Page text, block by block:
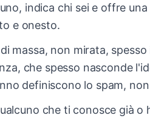
indica chi sei e offre
e onesto.
massa, non mirata,
che spesso nasconde
definiscono lo spam,
che ti conosce già o